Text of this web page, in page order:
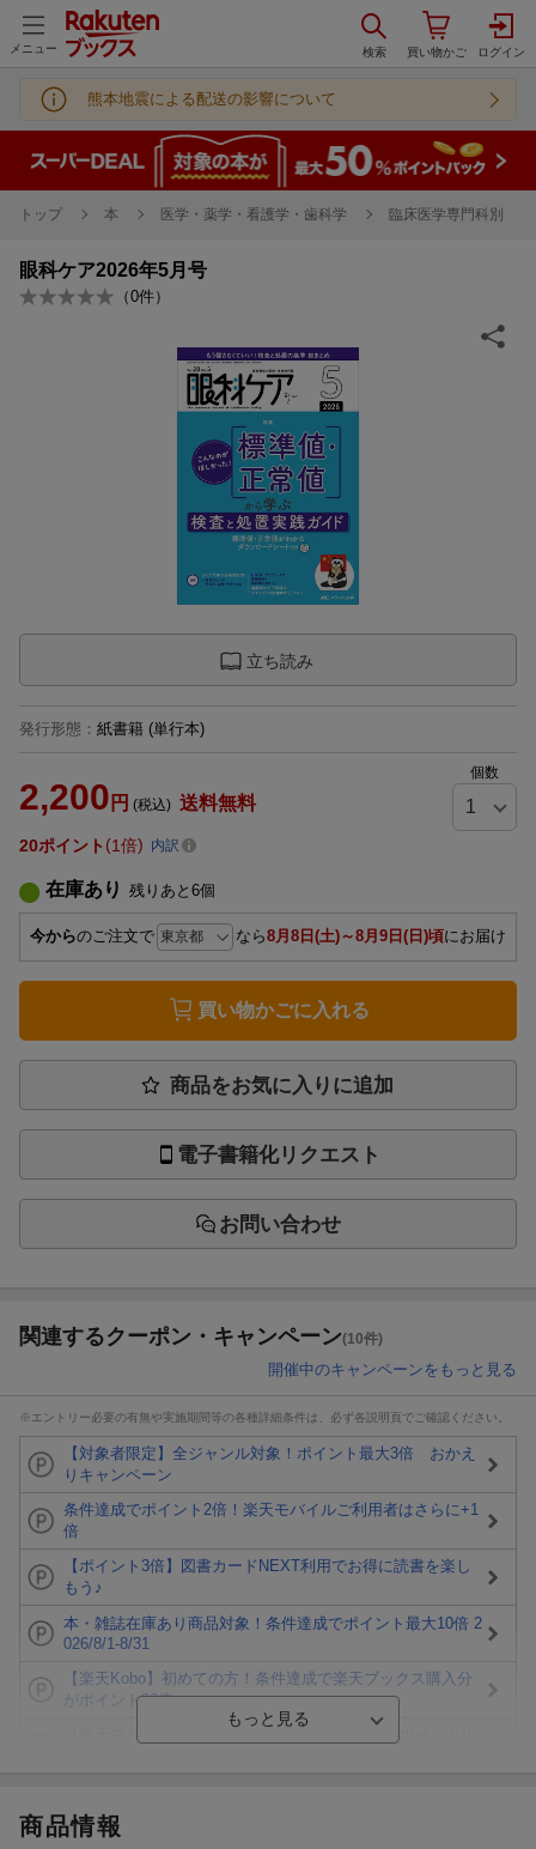
メニュー
熊本地震による配送の影響について
トップ 本 医学・薬学・看護学・歯科学 臨床医学専門科別
眼科ケア2026年5月号
（0件）
立ち読み
発行形態 ： 紙書籍 (単行本)
2,200 円 (税込) 送料無料
個数
20ポイント 1倍 内訳
在庫あり 残りあと 6個
今からのご注文で なら8月8日(土)～8月9日(日)頃にお届け
買い物かごに入れる
商品をお気に入りに追加
電子書籍化リクエスト
お問い合わせ
関連するクーポン・キャンペーン(10件)
開催中のキャンペーンをもっと見る
※エントリー必要の有無や実施期間等の各種詳細条件は、必ず各説明頁でご確認ください。
【対象者限定】全ジャンル対象！ポイント最大3倍 おかえ
りキャンペーン
条件達成でポイント2倍！楽天モバイルご利用者はさらに+1
倍
【ポイント3倍】図書カードNEXT利用でお得に読書を楽し
もう♪
本・雑誌在庫あり商品対象！条件達成でポイント最大10倍 2
026/8/1-8/31
【楽天Kobo】初めての方！条件達成で楽天ブックス購入分
がポイント20倍
ト山分け
商品情報